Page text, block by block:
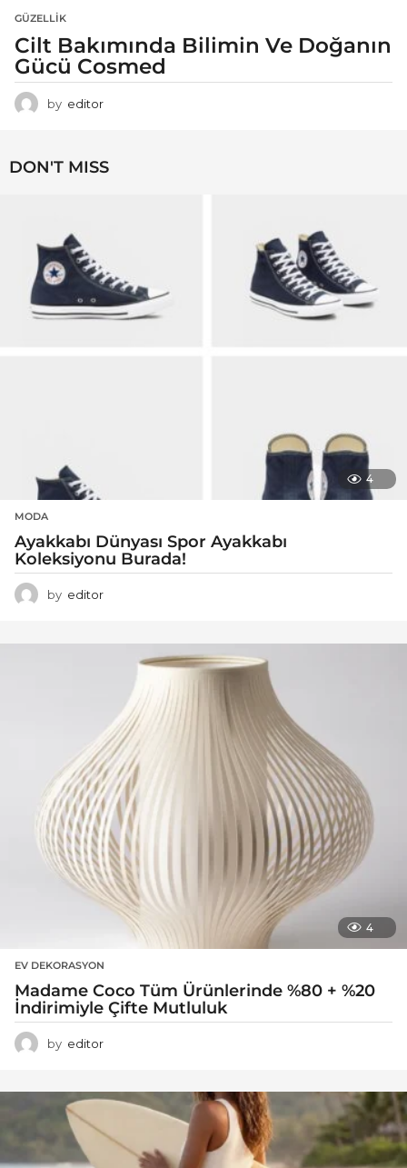
GÜZELLIK
Cilt Bakımında Bilimin Ve Doğanın
Gücü Cosmed
by editor
DON'T MISS
4
MODA
Ayakkabı Dünyası Spor Ayakkabı
Koleksiyonu Burada!
by editor
4
EV DEKORASYON
Madame Coco Tüm Ürünlerinde %80 + %20
İndirimiyle Çifte Mutluluk
by editor